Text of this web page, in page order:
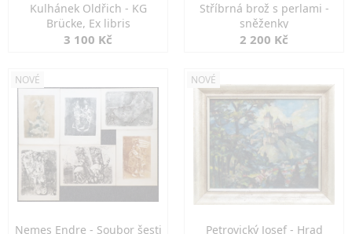
Kulhánek Oldřich - KG
Brücke, Ex libris
3 100 Kč
Stříbrná brož s perlami -
sněženky
2 200 Kč
NOVÉ
Nemes Endre - Soubor šesti
NOVÉ
Petrovický Josef - Hrad